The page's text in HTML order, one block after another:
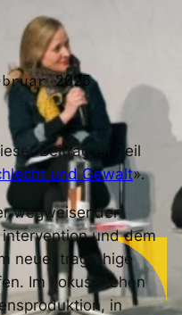
2025
Beitrag ist Teil
und Gewalt».
wegweisenden
und dem
neue, tragfähige
Im Fokus stehen
in